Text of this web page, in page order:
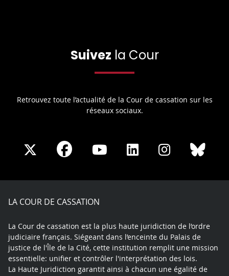
Suivez la Cour
Retrouvez toute l’actualité de la Cour de cassation sur les
réseaux sociaux.
Share
X
Share
Facebook
Share
Youtube
Share
LinkedIn
Share
Instagram
LA COUR DE CASSATION
La Cour de cassation est la plus haute juridiction de l’ordre
judiciaire français. Siégeant dans l’enceinte du Palais de
justice de l'Île de la Cité, cette institution remplit une mission
essentielle: unifier et contrôler l'interprétation des lois.
La Haute Juridiction garantit ainsi à chacun une égalité de